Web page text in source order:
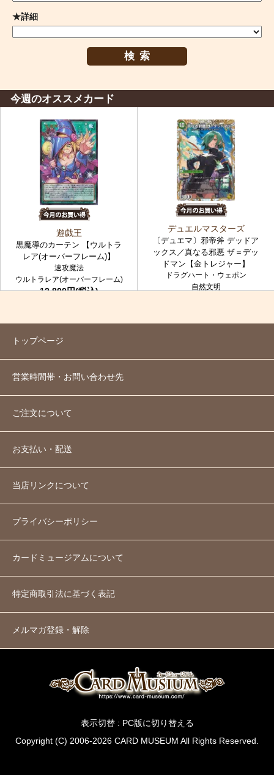
★詳細
検索
今週のオススメカード
遊戯王
黒魔導のカーテン 【ウルトラ
レア(オーバーフレーム)】
速攻魔法
ウルトラレア(オーバーフレーム)
12,800円(税込)
デュエルマスターズ
〔デュエマ〕邪帝斧 デッドア
ックス／真なる邪悪 ザ＝デッ
ドマン【金トレジャー】
ドラグハート・ウェポン
自然文明
トップページ
営業時間帯・お問い合わせ先
ご注文について
お支払い・配送
当店リンクについて
プライバシーポリシー
カードミュージアムについて
特定商取引法に基づく表記
メルマガ登録・解除
表示切替 : PC版に切り替える
Copyright (C) 2006-2026 CARD MUSEUM All Rights Reserved.